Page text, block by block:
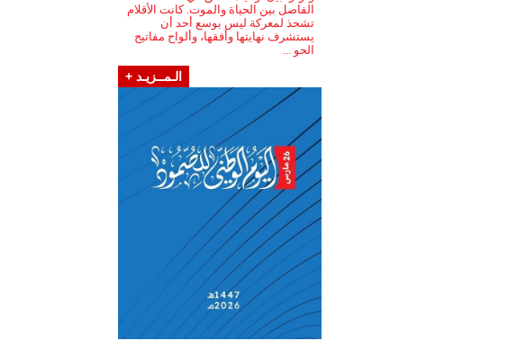
الفاصل بين الحياة والموت. كانت الأقلام
تشحذ لمعركة ليس بوسع أحد أن
يستشرف نهايتها وأفقها، وألواح مفاتيح
الحو ...
الـمــزيـد +